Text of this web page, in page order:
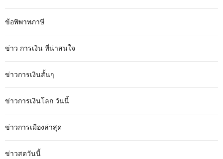
ข้อพิพาทภาษี
ข่าว การเงิน ที่น่าสนใจ
ข่าวการเงินสั้นๆ
ข่าวการเงินโลก วันนี้
ข่าวการเมืองล่าสุด
ข่าวสดวันนี้